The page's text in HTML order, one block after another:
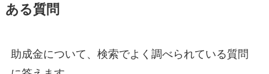
ある質問
助成金について、検索でよく調べられている質問